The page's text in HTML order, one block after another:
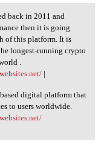
back
back in 2011 and
then it is going
of this platform. It is
longest-running crypto
.
|
digital platform that
to users worldwide.